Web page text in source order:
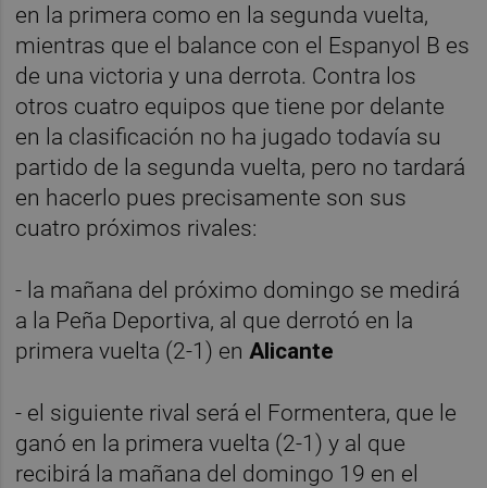
en la primera como en la segunda vuelta,
mientras que el balance con el Espanyol B es
de una victoria y una derrota. Contra los
otros cuatro equipos que tiene por delante
en la clasificación no ha jugado todavía su
partido de la segunda vuelta, pero no tardará
en hacerlo pues precisamente son sus
cuatro próximos rivales:
- la mañana del próximo domingo se medirá
a la Peña Deportiva, al que derrotó en la
primera vuelta (2-1) en Alicante
- el siguiente rival será el Formentera, que le
ganó en la primera vuelta (2-1) y al que
recibirá la mañana del domingo 19 en el